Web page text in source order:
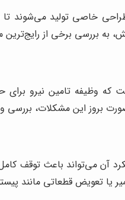
طراحی خاصی تولید
به بررسی برخی از
وظیفه تامین نیرو برای
بروز این مشکلات،
آن می‌تواند باعث توقف
یا تعویض قطعاتی مانند